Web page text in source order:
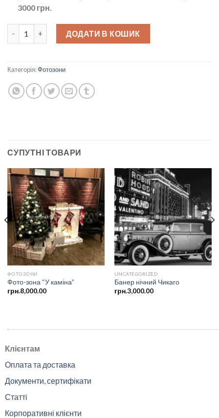
3000 грн.
Банер: Нічний вегас кількість
ДОДАТИ В КОШИК
Категорія:Фотозони
СУПУТНІ ТОВАРИ
ФОТОЗОНИ
Фото-зона “У каміна”
грн.8,000.00
UNCATEGORIZED
Банер нічний Чикаго
грн.3,000.00
Клієнтам
Оплата та доставка
Документи, сертифікати
Статті
Корпоративні клієнти